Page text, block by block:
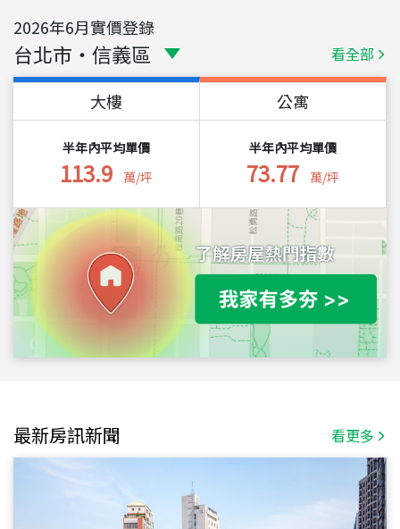
2026年6月實價登錄
台北市 ・ 信義區 看全部
大樓
半年內平均單價
113.9 萬/坪
公寓
半年內平均單價
73.77 萬/坪
最新房訊新聞 看更多